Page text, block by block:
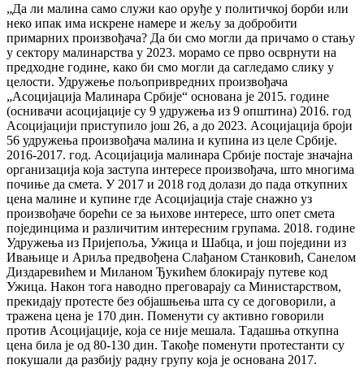
„Да ли малина само служи као оруђе у политичкој борби или
неко ипак има искрене намере и жељу за добробити
примарних произвођача? Да би смо могли да причамо о стању
у сектору малинарства у 2023. морамо се прво осврнути на
предходне године, како би смо могли да сагледамо слику у
целости. Удружење пољопривредних произвођача
„Асоцијација Малинара Србије“ основана је 2015. године
(оснивачи асоцијације су 9 удружења из 9 општина) 2016. год
Асоцијацији приступило још 26, а до 2023. Асоцијација броји
56 удружења произвођача малина и купина из целе Србије.
2016-2017. год. Асоцијација малинара Србије постаје значајна
организација која заступа интересе произвођача, што многима
почиње да смета. У 2017 и 2018 год долази до пада откупних
цена малине и купине где Асоцијација стаје снажно уз
произвођаче борећи се за њихове интересе, што опет смета
појединцима и различитим интересним групама. 2018. године
Удружења из Пријепоља, Ужица и Шабца, и још поједини из
Ивањице и Ариља предвођена Слађаном Станковић, Санелом
Диздаревићем и Миланом Ђукићем блокирају путеве код
Ужица. Након тога наводно преговарају са Министарством,
прекидају протесте без објашњења шта су се договорили, а
тражена цена је 170 дин. Поменути су активно говорили
против Асоцијације, која се није мешала. Тадашња откупна
цена била је од 80-130 дин. Такође поменути протестанти су
покушали да разбију радну групу која је основана 2017.